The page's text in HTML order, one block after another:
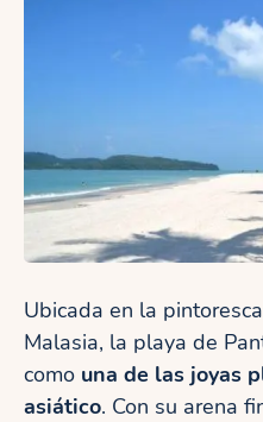
Ubicada en la
Malasia, la playa de
como una de las joyas
asiático. Con su arena